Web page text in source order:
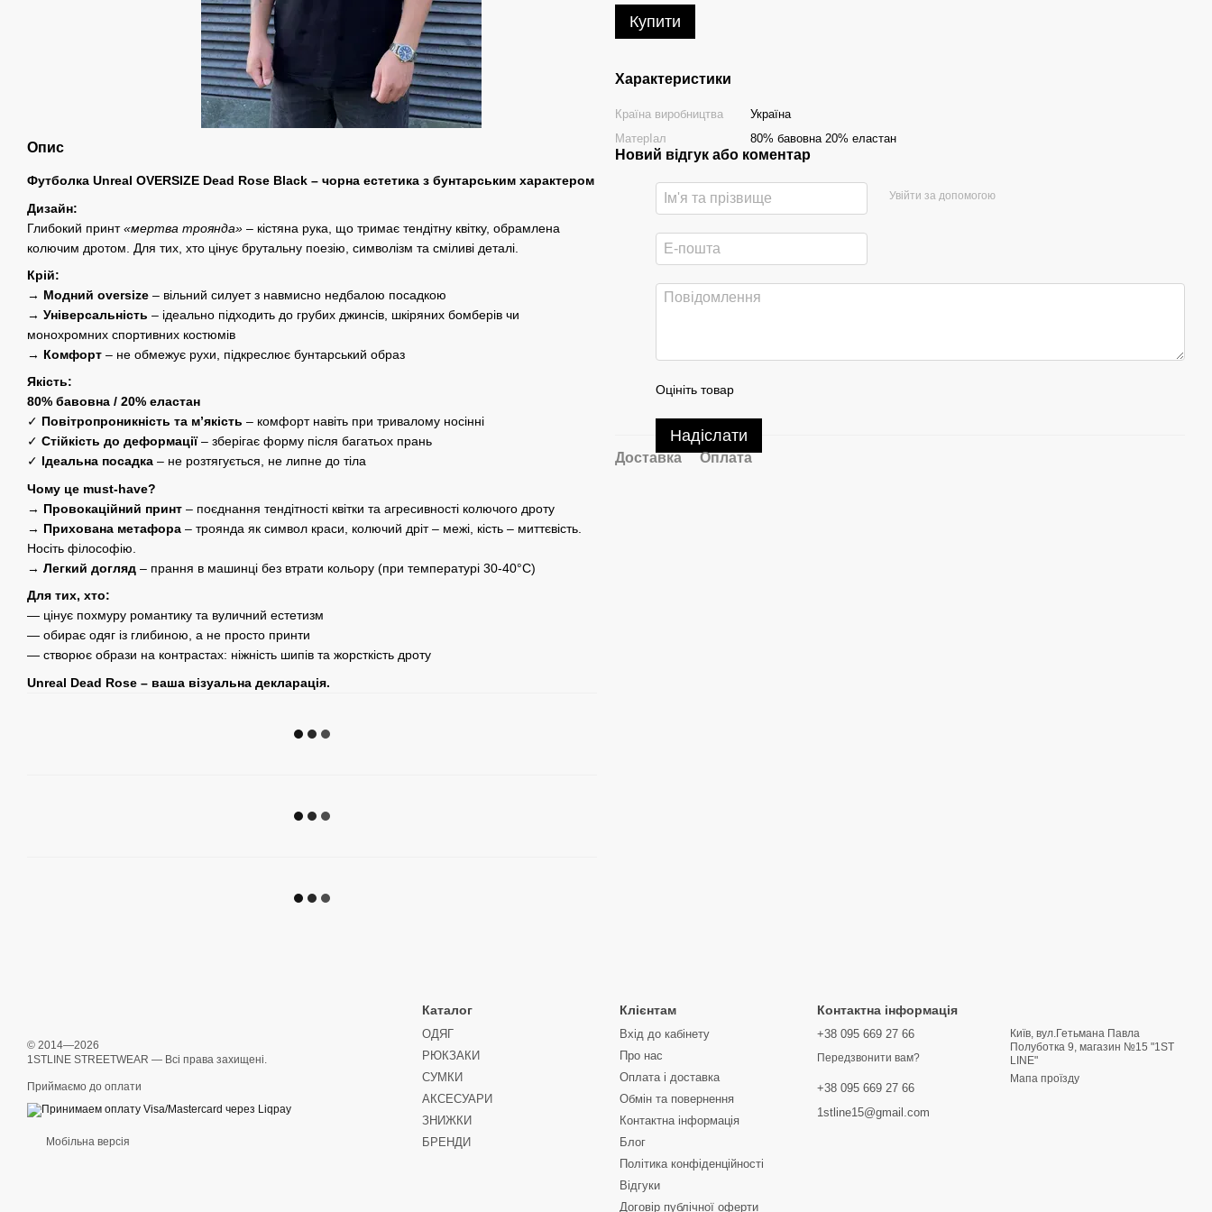
Опис
Футболка Unreal OVERSIZE Dead Rose Black – чорна естетика з бунтарським характером
Дизайн:
Глибокий принт«мертва троянда» – кістяна рука, що тримає тендітну квітку, обрамлена
колючим дротом. Для тих, хто цінує брутальну поезію, символізм та сміливі деталі.
Крій:
→ Модний oversize – вільний силует з навмисно недбалою посадкою
→ Універсальність – ідеально підходить до грубих джинсів, шкіряних бомберів чи
монохромних спортивних костюмів
→ Комфорт – не обмежує рухи, підкреслює бунтарський образ
Якість:
80% бавовна / 20% еластан
✓ Повітропроникність та м’якість – комфорт навіть при тривалому носінні
✓ Стійкість до деформації– зберігає форму після багатьох прань
✓ Ідеальна посадка – не розтягується, не липне до тіла
Чому це must-have?
→ Провокаційний принт – поєднання тендітності квітки та агресивності колючого дроту
→ Прихована метафора – троянда як символ краси, колючий дріт – межі, кість – миттєвість.
Носіть філософію.
→ Легкий догляд – прання в машинці без втрати кольору (при температурі 30-40°C)
Для тих, хто:
— цінує похмуру романтику та вуличний естетизм
— обирає одяг із глибиною, а не просто принти
— створює образи на контрастах: ніжність шипів та жорсткість дроту
Unreal Dead Rose – ваша візуальна декларація.
Купити
Характеристики
Країна виробництва
Україна
МатерІал
80% бавовна 20% еластан
Новий відгук або коментар
Увійти за допомогою
Оцініть товар
Надіслати
Доставка Оплата
© 2014—2026
1STLINE STREETWEAR — Всі права захищені.
Приймаємо до оплати
Мобільна версія
Каталог
ОДЯГ
РЮКЗАКИ
СУМКИ
АКСЕСУАРИ
ЗНИЖКИ
БРЕНДИ
Клієнтам
Вхід до кабінету
Про нас
Оплата і доставка
Обмін та повернення
Контактна інформація
Блог
Політика конфіденційності
Відгуки
Договір публічної оферти
Контактна інформація
+38 095 669 27 66
Передзвонити вам?
+38 095 669 27 66
1stline15@gmail.com
Київ, вул.Гетьмана Павла
Полуботка 9, магазин №15 "1ST
LINE"
Мапа проїзду